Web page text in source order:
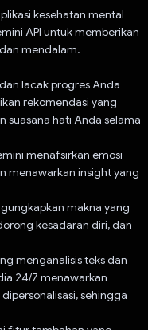
kesehatan mental
API untuk memberikan
mendalam.
lacak progres Anda
rekomendasi yang
suasana hati Anda selama
menafsirkan emosi
menawarkan insight yang
makna yang
kesadaran diri, dan
menganalisis teks dan
24/7 menawarkan
sehingga